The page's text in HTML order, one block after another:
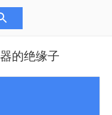
的绝缘子